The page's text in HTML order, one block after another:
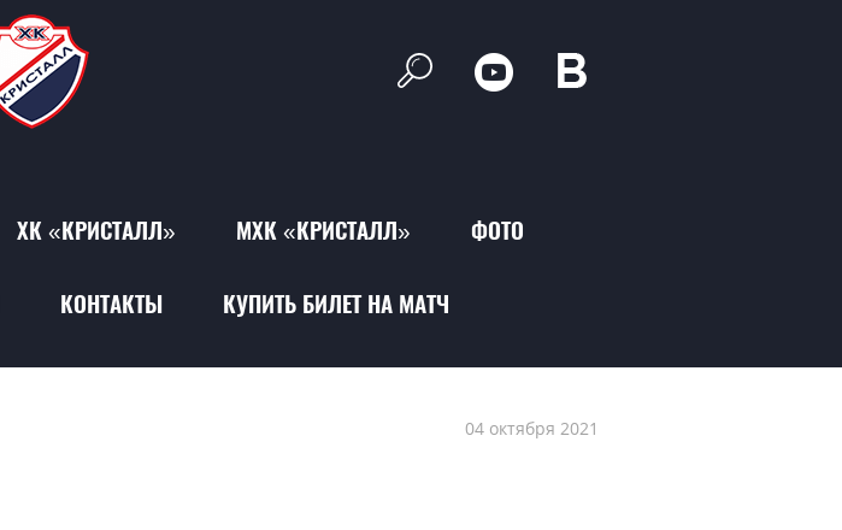
ХК «КРИСТАЛЛ» МХК «КРИСТАЛЛ» ФОТО
КОНТАКТЫ КУПИТЬ БИЛЕТ НА МАТЧ
04 октября 2021